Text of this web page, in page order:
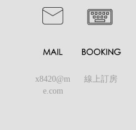
x8420@m
e.com
線上訂房